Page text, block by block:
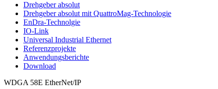
Drehgeber absolut
Drehgeber absolut mit QuattroMag-Technologie
EnDra-Technolgie
IO-Link
Universal Industrial Ethernet
Referenzprojekte
Anwendungsberichte
Download
WDGA 58E EtherNet/IP